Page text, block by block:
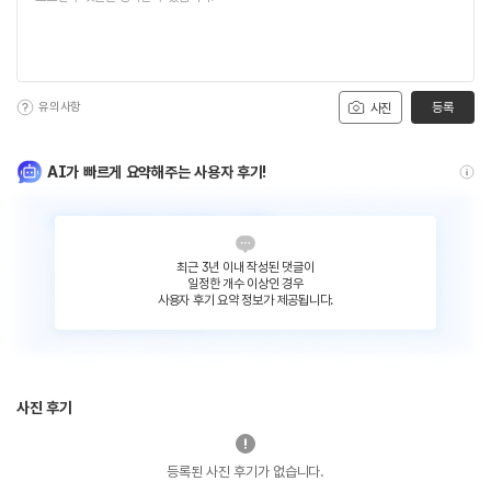
사진
유의사항 등록
AI가 빠르게 요약해주는 사용자 후기!
최근 3년 이내 작성된 댓글이
일정한 개수 이상인 경우
사용자 후기 요약 정보가 제공됩니다.
사진 후기
등록된 사진 후기가 없습니다.